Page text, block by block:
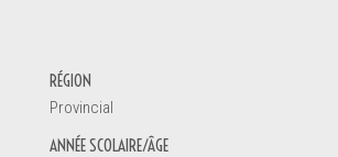
Votre nom *
RÉGION
Provincial
ANNÉE SCOLAIRE/ÂGE